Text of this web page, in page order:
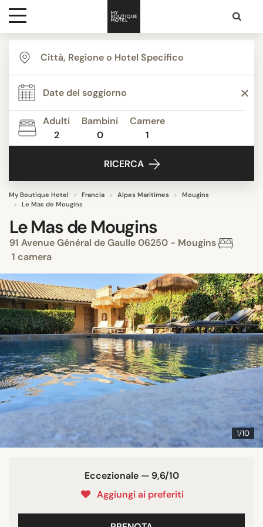
Destinazioni
Ispirazione
Contatti
Adulti
2
Bambini
0
Camere
1
RICERCA
My Boutique Hotel Francia Alpes Maritimes
Mougins
Le Mas de Mougins
Le Mas de Mougins
91 Avenue Général de Gaulle 06250 - Mougins
1 camera
1/10
Eccezionale — 9,6/10
Aggiungi ai preferiti